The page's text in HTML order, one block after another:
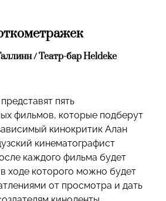
/ Театр-бар Heldeke
пять
фильмов, которые подберут
кинокритик Алан
кинематографист
каждого фильма будет
ходе которого можно будет
от просмотра и дать